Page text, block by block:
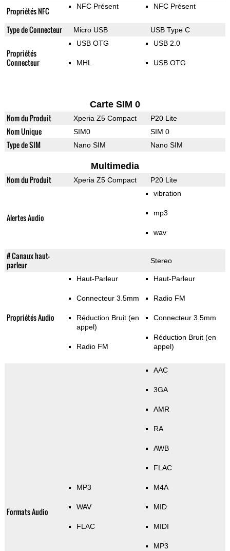
Propriétés NFC NFC Présent NFC Présent
Type de Connecteur Micro USB USB Type C
Propriétés
Connecteur
USB OTG
MHL
USB 2.0
USB OTG
Carte SIM 0
Nom du Produit Xperia Z5 Compact P20 Lite
Nom Unique SIM0 SIM 0
Type de SIM Nano SIM Nano SIM
Multimedia
Nom du Produit Xperia Z5 Compact P20 Lite
Alertes Audio
vibration
mp3
wav
# Canaux haut-
parleur
Stereo
Propriétés Audio
Haut-Parleur
Connecteur 3.5mm
Réduction Bruit (en
appel)
Radio FM
Haut-Parleur
Radio FM
Connecteur 3.5mm
Réduction Bruit (en
appel)
Formats Audio
MP3
WAV
FLAC
AAC
3GA
AMR
RA
AWB
FLAC
M4A
MID
MIDI
MP3